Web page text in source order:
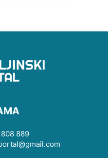
889